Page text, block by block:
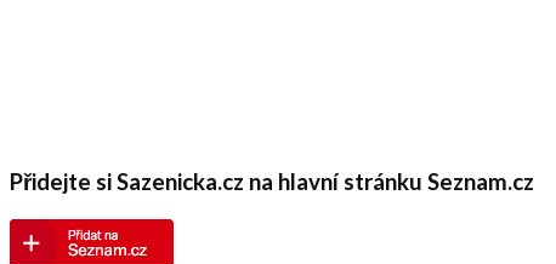
Přidejte si Sazenicka.cz na hlavní stránku Seznam.cz